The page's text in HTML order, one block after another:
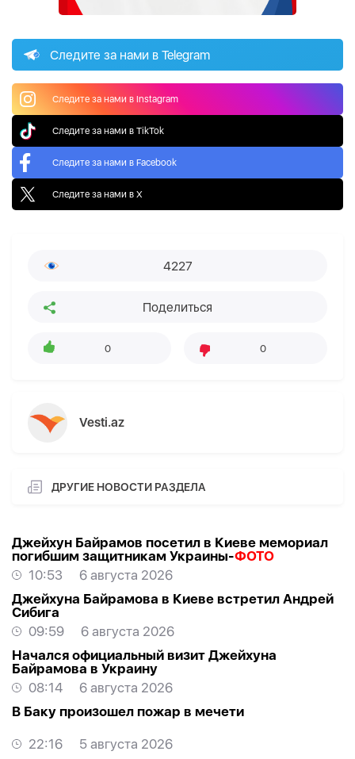
Следите за нами в Telegram
Следите за нами в Instagram
Следите за нами в TikTok
Следите за нами в Facebook
Следите за нами в X
4227
Поделиться
0 0
Vesti.az
ДРУГИЕ НОВОСТИ РАЗДЕЛА
Джейхун Байрамов посетил в Киеве мемориал
погибшим защитникам Украины-ФОТО
10:53
6 августа 2026
Джейхуна Байрамова в Киеве встретил Андрей
Сибига
09:59
6 августа 2026
Начался официальный визит Джейхуна
Байрамова в Украину
08:14
6 августа 2026
В Баку произошел пожар в мечети
22:16
5 августа 2026